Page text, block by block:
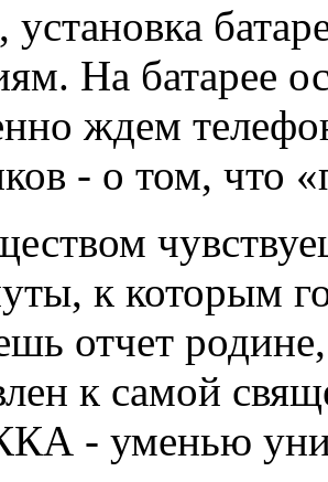
установка
На батарее
ждем
- о том, что
к которым
отчет
к самой
- уменью